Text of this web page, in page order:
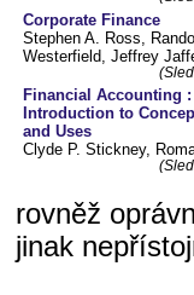
Corporate Finance
Stephen A. Ross,
Westerfield, Jeffrey
Financial Accounting :
Introduction to
and Uses
Clyde P. Stickney,
rovněž
jinak